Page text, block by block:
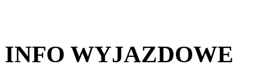
INFO WYJAZDOWE